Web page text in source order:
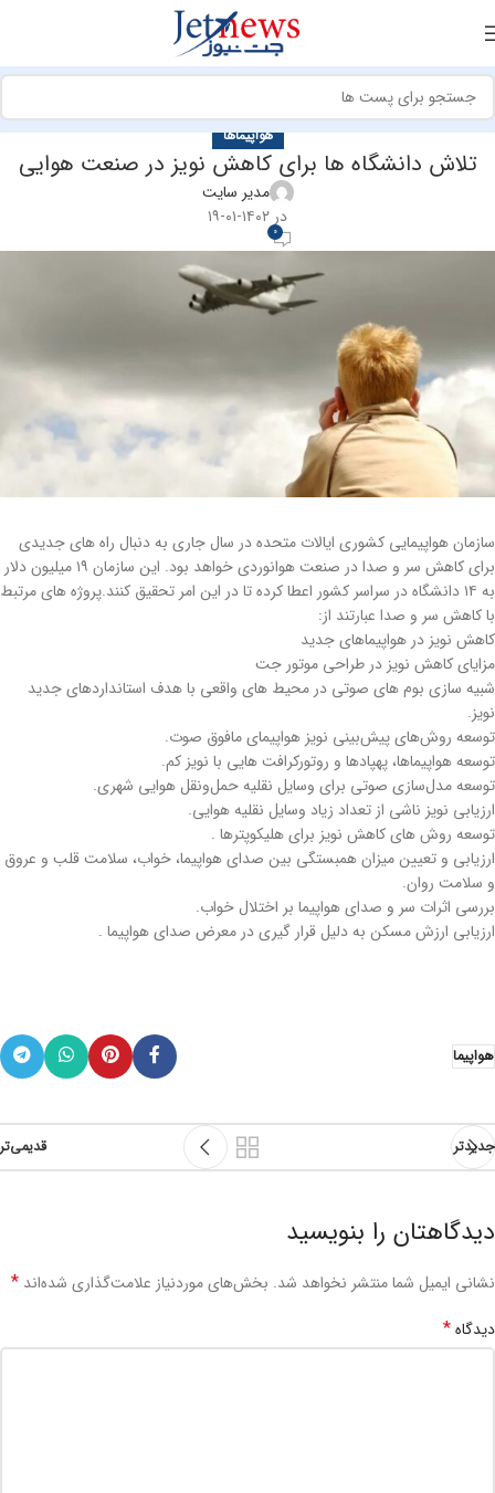
هواپیماها
تلاش دانشگاه ها برای کاهش نویز در صنعت هوایی
مدیر سایت
در ۱۴۰۲-۰۱-۱۹
0
سازمان هواپیمایی کشوری ایالات متحده در سال جاری به دنبال راه های جدیدی
برای کاهش سر و صدا در صنعت هوانوردی خواهد بود. این سازمان ۱۹ میلیون دلار
به ۱۴ دانشگاه در سراسر کشور اعطا کرده تا در این امر تحقیق کنند.پروژه های مرتبط
با کاهش سر و صدا عبارتند از:
کاهش نویز در هواپیماهای جدید
مزایای کاهش نویز در طراحی موتور جت
شبیه سازی بوم های صوتی در محیط های واقعی با هدف استانداردهای جدید
نویز.
توسعه روش‌های پیش‌بینی نویز هواپیمای مافوق صوت.
توسعه هواپیماها، پهپادها و روتورکرافت هایی با نویز کم.
توسعه مدل‌سازی صوتی برای وسایل نقلیه حمل‌ونقل هوایی شهری.
ارزیابی نویز ناشی از تعداد زیاد وسایل نقلیه هوایی.
توسعه روش های کاهش نویز برای هلیکوپترها .
ارزیابی و تعیین میزان همبستگی بین صدای هواپیما، خواب، سلامت قلب و عروق
و سلامت روان.
بررسی اثرات سر و صدای هواپیما بر اختلال خواب.
ارزیابی ارزش مسکن به دلیل قرار گیری در معرض صدای هواپیما .
هواپیما
جدیدتر قدیمی‌تر
دیدگاهتان را بنویسید
نشانی ایمیل شما منتشر نخواهد شد. بخش‌های موردنیاز علامت‌گذاری شده‌اند *
دیدگاه*